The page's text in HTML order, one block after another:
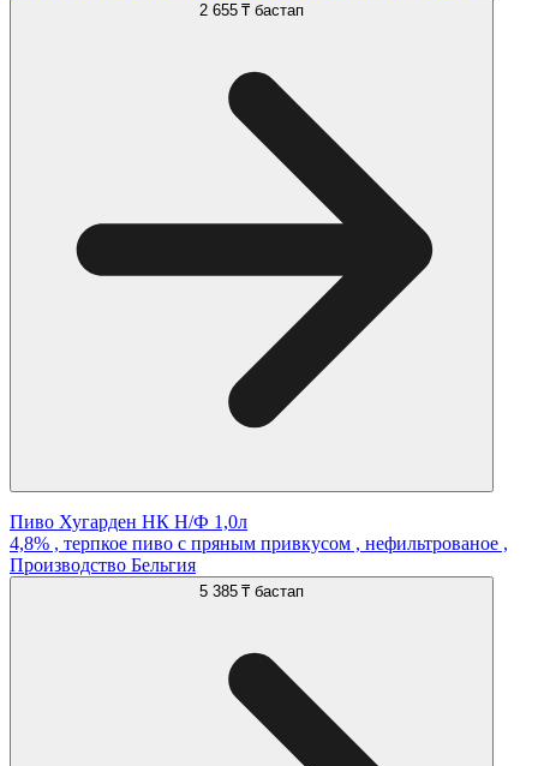
2 655 ₸ бастап
Пиво Хугарден НК Н/Ф 1,0л
4,8% , терпкое пиво с пряным привкусом , нефильтрованое ,
Производство Бельгия
5 385 ₸ бастап